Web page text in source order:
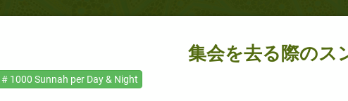
集会を去る際のス
# 1000 Sunnah per Day & Night